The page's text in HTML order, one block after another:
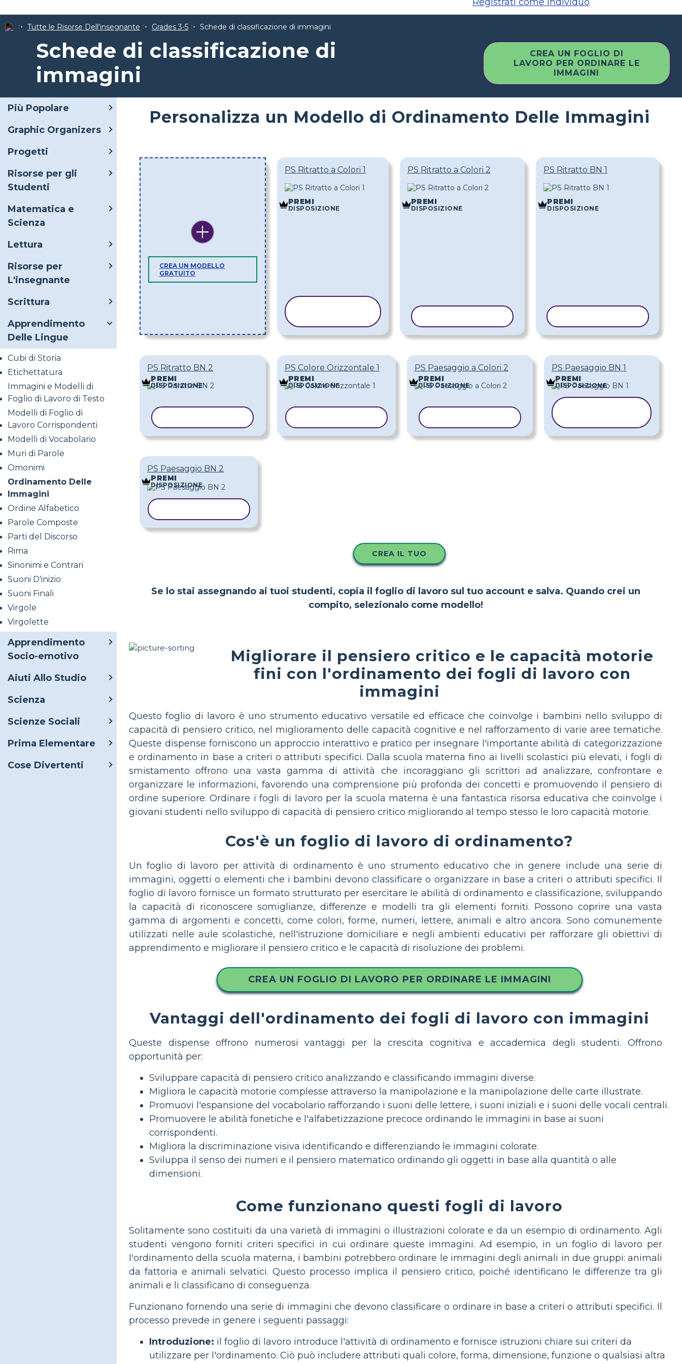
Tutte le Risorse Dell'insegnante Grades 3-5 Schede di classificazione di immagini
Schede di classificazione di
immagini
CREA UN FOGLIO DI
LAVORO PER ORDINARE LE
IMMAGINI
Più Popolare
Graphic Organizers
Progetti
Risorse per gli
Studenti
Matematica e
Scienza
Lettura
Risorse per
L'insegnante
Scrittura
Apprendimento
Delle Lingue
Cubi di Storia
Etichettatura
Immagini e Modelli di
Foglio di Lavoro di Testo
Modelli di Foglio di
Lavoro Corrispondenti
Modelli di Vocabolario
Muri di Parole
Omonimi
Ordinamento Delle
Immagini
Ordine Alfabetico
Parole Composte
Parti del Discorso
Rima
Sinonimi e Contrari
Suoni D'inizio
Suoni Finali
Virgole
Virgolette
Apprendimento
Socio-emotivo
Aiuti Allo Studio
Scienza
Scienze Sociali
Prima Elementare
Cose Divertenti
Personalizza un Modello di Ordinamento Delle Immagini
CREA UN MODELLO
GRATUITO
PS Ritratto a Colori 1
PREMI
DISPOSIZIONE
PS Ritratto a Colori 2
PREMI
DISPOSIZIONE
PS Ritratto BN 1
PREMI
DISPOSIZIONE
PS Ritratto BN 2
PREMI
DISPOSIZIONE
PS Colore Orizzontale 1
PREMI
DISPOSIZIONE
PS Paesaggio a Colori 2
PREMI
DISPOSIZIONE
PS Paesaggio BN 1
PREMI
DISPOSIZIONE
PS Paesaggio BN 2
PREMI
DISPOSIZIONE
CREA IL TUO
Se lo stai assegnando ai tuoi studenti, copia il foglio di lavoro sul tuo account e salva. Quando crei un
compito, selezionalo come modello!
Migliorare il pensiero critico e le capacità motorie
fini con l'ordinamento dei fogli di lavoro con
immagini
Questo foglio di lavoro è uno strumento educativo versatile ed efficace che coinvolge i bambini nello sviluppo di
capacità di pensiero critico, nel miglioramento delle capacità cognitive e nel rafforzamento di varie aree tematiche.
Queste dispense forniscono un approccio interattivo e pratico per insegnare l'importante abilità di categorizzazione
e ordinamento in base a criteri o attributi specifici. Dalla scuola materna fino ai livelli scolastici più elevati, i fogli di
smistamento offrono una vasta gamma di attività che incoraggiano gli scrittori ad analizzare, confrontare e
organizzare le informazioni, favorendo una comprensione più profonda dei concetti e promuovendo il pensiero di
ordine superiore. Ordinare i fogli di lavoro per la scuola materna è una fantastica risorsa educativa che coinvolge i
giovani studenti nello sviluppo di capacità di pensiero critico migliorando al tempo stesso le loro capacità motorie.
Cos'è un foglio di lavoro di ordinamento?
Un foglio di lavoro per attività di ordinamento è uno strumento educativo che in genere include una serie di
immagini, oggetti o elementi che i bambini devono classificare o organizzare in base a criteri o attributi specifici. Il
foglio di lavoro fornisce un formato strutturato per esercitare le abilità di ordinamento e classificazione, sviluppando
la capacità di riconoscere somiglianze, differenze e modelli tra gli elementi forniti. Possono coprire una vasta
gamma di argomenti e concetti, come colori, forme, numeri, lettere, animali e altro ancora. Sono comunemente
utilizzati nelle aule scolastiche, nell'istruzione domiciliare e negli ambienti educativi per rafforzare gli obiettivi di
apprendimento e migliorare il pensiero critico e le capacità di risoluzione dei problemi.
CREA UN FOGLIO DI LAVORO PER ORDINARE LE IMMAGINI
Vantaggi dell'ordinamento dei fogli di lavoro con immagini
Queste dispense offrono numerosi vantaggi per la crescita cognitiva e accademica degli studenti. Offrono
opportunità per:
Sviluppare capacità di pensiero critico analizzando e classificando immagini diverse.
Migliora le capacità motorie complesse attraverso la manipolazione e la manipolazione delle carte illustrate.
Promuovi l'espansione del vocabolario rafforzando i suoni delle lettere, i suoni iniziali e i suoni delle vocali centrali.
Promuovere le abilità fonetiche e l'alfabetizzazione precoce ordinando le immagini in base ai suoni
corrispondenti.
Migliora la discriminazione visiva identificando e differenziando le immagini colorate.
Sviluppa il senso dei numeri e il pensiero matematico ordinando gli oggetti in base alla quantità o alle
dimensioni.
Come funzionano questi fogli di lavoro
Solitamente sono costituiti da una varietà di immagini o illustrazioni colorate e da un esempio di ordinamento. Agli
studenti vengono forniti criteri specifici in cui ordinare queste immagini. Ad esempio, in un foglio di lavoro per
l'ordinamento della scuola materna, i bambini potrebbero ordinare le immagini degli animali in due gruppi: animali
da fattoria e animali selvatici. Questo processo implica il pensiero critico, poiché identificano le differenze tra gli
animali e li classificano di conseguenza.
Funzionano fornendo una serie di immagini che devono classificare o ordinare in base a criteri o attributi specifici. Il
processo prevede in genere i seguenti passaggi:
Introduzione: il foglio di lavoro introduce l'attività di ordinamento e fornisce istruzioni chiare sui criteri da
utilizzare per l'ordinamento. Ciò può includere attributi quali colore, forma, dimensione, funzione o qualsiasi altra